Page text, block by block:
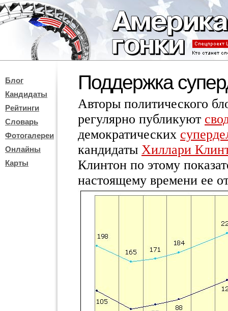
Блог
Кандидаты
Рейтинги
Словарь
Фотогалереи
Онлайны
Карты
Поддержка
Авторы политического
регулярно публикуют
демократических
кандидаты Хиллари
Клинтон по этому
настоящему времени ее